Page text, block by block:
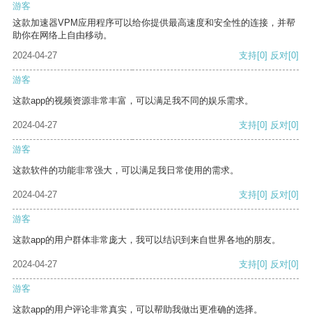
游客
这款加速器VPM应用程序可以给你提供最高速度和安全性的连接，并帮
助你在网络上自由移动。
2024-04-27
支持[0] 反对[0]
游客
这款app的视频资源非常丰富，可以满足我不同的娱乐需求。
2024-04-27 支持[0] 反对[0]
游客
这款软件的功能非常强大，可以满足我日常使用的需求。
2024-04-27 支持[0] 反对[0]
游客
这款app的用户群体非常庞大，我可以结识到来自世界各地的朋友。
2024-04-27 支持[0] 反对[0]
游客
这款app的用户评论非常真实，可以帮助我做出更准确的选择。